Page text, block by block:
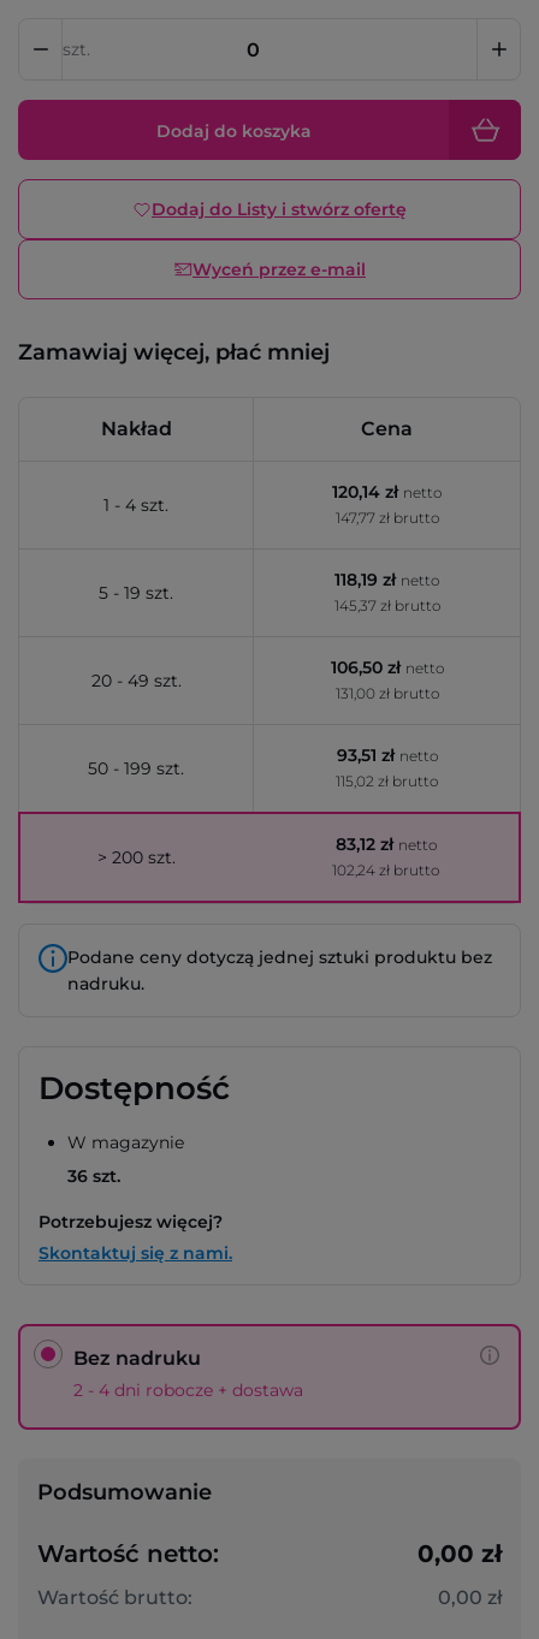
szt.
Dodaj do koszyka
Dodaj do Listy i stwórz ofertę
Wyceń przez e-mail
Zamawiaj więcej, płać mniej
Nakład Cena
1 - 4 szt.
120,14 zł netto
147,77 zł brutto
5 - 19 szt.
118,19 zł netto
145,37 zł brutto
20 - 49 szt.
106,50 zł netto
131,00 zł brutto
50 - 199 szt.
93,51 zł netto
115,02 zł brutto
> 200 szt.
83,12 zł netto
102,24 zł brutto
Podane ceny dotyczą jednej sztuki produktu bez
nadruku.
Dostępność
W magazynie
36 szt.
Potrzebujesz więcej?
Skontaktuj się z nami.
Bez nadruku
2 - 4 dni robocze + dostawa
Podsumowanie
Wartość netto: 0,00 zł
Wartość brutto: 0,00 zł